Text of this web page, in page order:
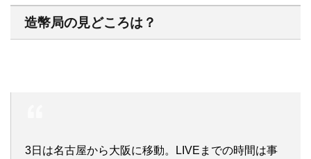
造幣局の見どころは？
3日は名古屋から大阪に移動。LIVEまでの時間は事